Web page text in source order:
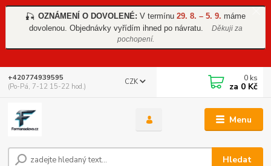
🎣 OZNÁMENÍ O DOVOLENÉ: V termínu 29. 8. – 5. 9. máme
dovolenou. Objednávky vyřídím ihned po návratu.
Děkuji za
pochopení.
Menu
CZK
Hledat
+420774939595
(Po-Pá, 7-12 15-22 hod.)
0 ks
za 0 Kč